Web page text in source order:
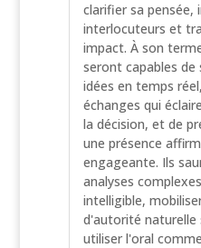
clarifier sa pensée,
interlocuteurs et
impact. À son
seront capables de
idées en temps
échanges qui
la décision, et de
une présence
engageante. Ils
analyses
intelligible,
d'autorité naturelle
utiliser l'oral